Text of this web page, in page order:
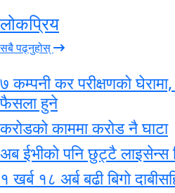
लोकप्रिय
सबै पढ्नुहोस्
७ कम्पनी कर परीक्षणको
फैसला हुने
करोडको काममा करोड नै घाटा
अब ईभीको पनि छुट्टै लाइसेन्स
१ खर्ब १८ अर्ब बढी बिगो